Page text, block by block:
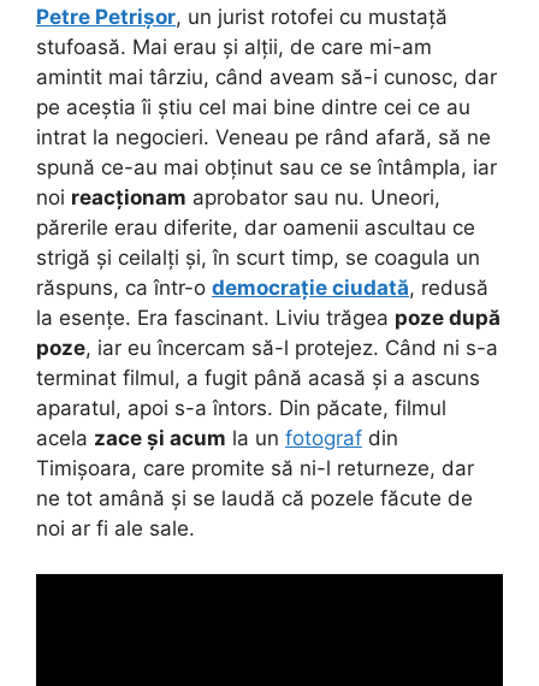
Petre Petrișor, un jurist rotofei cu mustață
stufoasă. Mai erau și alții, de care mi-am
amintit mai târziu, când aveam să-i cunosc, dar
pe aceștia îi știu cel mai bine dintre cei ce au
intrat la negocieri. Veneau pe rând afară, să ne
spună ce-au mai obținut sau ce se întâmpla, iar
noi reacționam aprobator sau nu. Uneori,
părerile erau diferite, dar oamenii ascultau ce
strigă și ceilalți și, în scurt timp, se coagula un
răspuns, ca într-o democrație ciudată, redusă
la esențe. Era fascinant. Liviu trăgea poze după
poze, iar eu încercam să-l protejez. Când ni s-a
terminat filmul, a fugit până acasă și a ascuns
aparatul, apoi s-a întors. Din păcate, filmul
acela zace și acum la un fotograf din
Timișoara, care promite să ni-l returneze, dar
ne tot amână și se laudă că pozele făcute de
noi ar fi ale sale.